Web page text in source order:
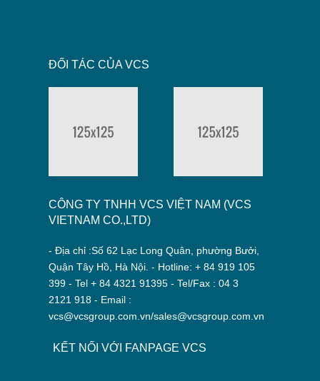
ĐỐI TÁC CỦA VCS
CÔNG TY TNHH VCS VIỆT NAM (VCS
VIETNAM CO.,LTD)
- Địa chỉ :Số 62 Lạc Long Quân, phường Bưởi,
Quận Tây Hồ, Hà Nội. - Hotline: + 84 919 105
399 - Tel + 84 4321 91395 - Tel/Fax : 04 3
2121 918 - Email :
vcs@vcsgroup.com.vn/sales@vcsgroup.com.vn
KẾT NỐI VỚI FANPAGE VCS